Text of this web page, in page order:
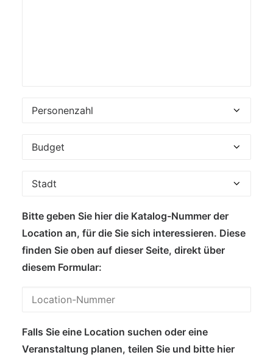
Bitte geben Sie hier die Katalog-Nummer der
Location an, für die Sie sich interessieren. Diese
finden Sie oben auf dieser Seite, direkt über
diesem Formular:
Falls Sie eine Location suchen oder eine
Veranstaltung planen, teilen Sie und bitte hier